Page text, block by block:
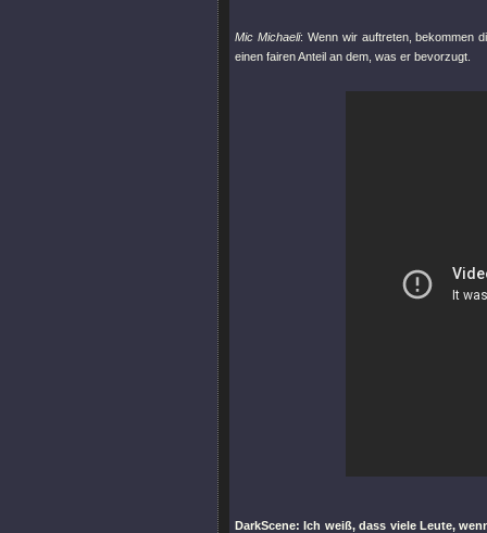
Mic Michaeli: Wenn wir auftreten, bekommen
einen fairen Anteil an dem, was er bevorzugt.
DarkScene: Ich weiß, dass viele Leute,